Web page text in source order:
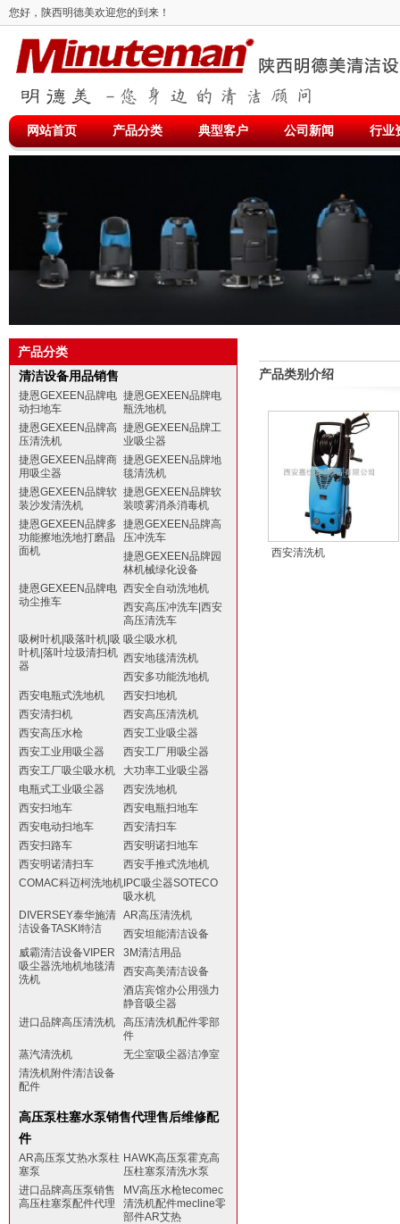
您好，陕西明德美欢迎您的到来！
网站首页 产品分类 典型客户 公司新闻 行业
产品分类
清洁设备用品销售
捷恩GEXEEN品牌电
动扫地车
捷恩GEXEEN品牌电
瓶洗地机
捷恩GEXEEN品牌高
压清洗机
捷恩GEXEEN品牌工
业吸尘器
捷恩GEXEEN品牌商
用吸尘器
捷恩GEXEEN品牌地
毯清洗机
捷恩GEXEEN品牌软
装沙发清洗机
捷恩GEXEEN品牌软
装喷雾消杀消毒机
捷恩GEXEEN品牌多
功能擦地洗地打磨晶
面机
捷恩GEXEEN品牌高
压冲洗车
捷恩GEXEEN品牌园
林机械绿化设备
捷恩GEXEEN品牌电
动尘推车
西安全自动洗地机
西安高压冲洗车|西安
高压清洗车
吸树叶机|吸落叶机|吸
叶机|落叶垃圾清扫机
器
吸尘吸水机
西安地毯清洗机
西安多功能洗地机
西安电瓶式洗地机
西安扫地机
西安清扫机
西安高压清洗机
西安高压水枪
西安工业吸尘器
西安工业用吸尘器
西安工厂用吸尘器
西安工厂吸尘吸水机
大功率工业吸尘器
电瓶式工业吸尘器
西安洗地机
西安扫地车
西安电瓶扫地车
西安电动扫地车
西安清扫车
西安扫路车
西安明诺扫地车
西安明诺清扫车
西安手推式洗地机
COMAC科迈柯洗地机 IPC吸尘器SOTECO
吸水机
DIVERSEY泰华施清
洁设备TASKI特洁
AR高压清洗机
西安坦能清洁设备
威霸清洁设备VIPER
吸尘器洗地机地毯清
洗机
3M清洁用品
西安高美清洁设备
酒店宾馆办公用强力
静音吸尘器
进口品牌高压清洗机
高压清洗机配件零部
件
蒸汽清洗机
无尘室吸尘器洁净室
清洗机附件清洁设备
配件
高压泵柱塞水泵销售代理售后维修配
件
AR高压泵艾热水泵柱
塞泵
HAWK高压泵霍克高
压柱塞泵清洗水泵
进口品牌高压泵销售
高压柱塞泵配件代理
MV高压水枪tecomec
清洗机配件mecline零
部件AR艾热
产品类别介绍
西安清洗机